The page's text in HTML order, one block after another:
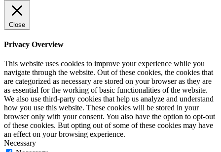
Close
Privacy Overview
This website uses cookies to improve your experience while you
navigate through the website. Out of these cookies, the cookies that
are categorized as necessary are stored on your browser as they are
as essential for the working of basic functionalities of the website.
We also use third-party cookies that help us analyze and understand
how you use this website. These cookies will be stored in your
browser only with your consent. You also have the option to opt-out
of these cookies. But opting out of some of these cookies may have
an effect on your browsing experience.
Necessary